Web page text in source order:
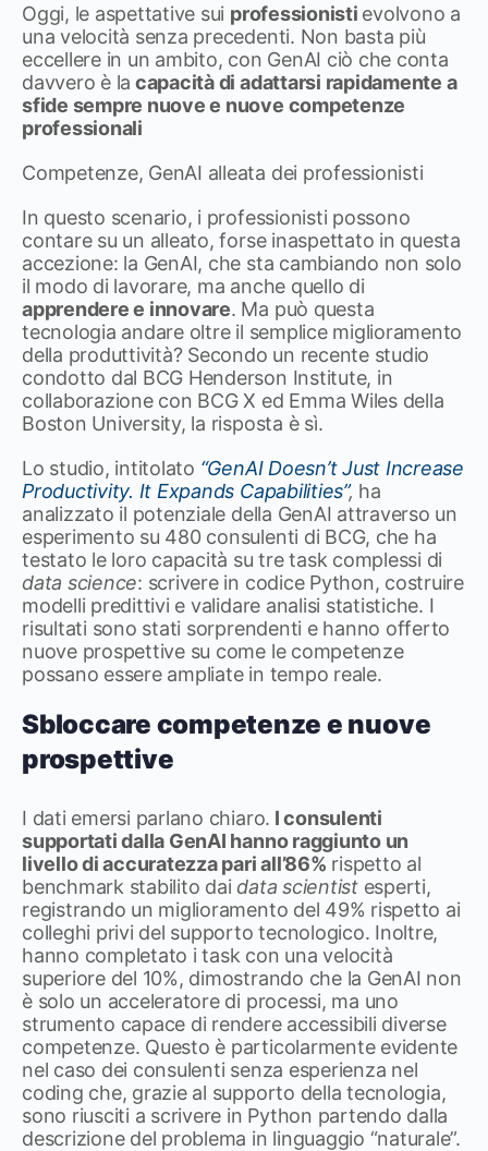
Oggi, le aspettative sui professionisti evolvono a
una velocità senza precedenti. Non basta più
eccellere in un ambito, con GenAI ciò che conta
davvero è la capacità di adattarsi rapidamente a
sfide sempre nuove e nuove competenze
professionali
Competenze, GenAI alleata dei professionisti
In questo scenario, i professionisti possono
contare su un alleato, forse inaspettato in questa
accezione: la GenAI, che sta cambiando non solo
il modo di lavorare, ma anche quello di
apprendere e innovare. Ma può questa
tecnologia andare oltre il semplice miglioramento
della produttività? Secondo un recente studio
condotto dal BCG Henderson Institute, in
collaborazione con BCG X ed Emma Wiles della
Boston University, la risposta è sì.
Lo studio, intitolato “GenAI Doesn’t Just Increase
Productivity. It Expands Capabilities”, ha
analizzato il potenziale della GenAI attraverso un
esperimento su 480 consulenti di BCG, che ha
testato le loro capacità su tre task complessi di
data science: scrivere in codice Python, costruire
modelli predittivi e validare analisi statistiche. I
risultati sono stati sorprendenti e hanno offerto
nuove prospettive su come le competenze
possano essere ampliate in tempo reale.
Sbloccare competenze e nuove
prospettive
I dati emersi parlano chiaro. I consulenti
supportati dalla GenAI hanno raggiunto un
livello di accuratezza pari all’86% rispetto al
benchmark stabilito dai data scientistesperti,
registrando un miglioramento del 49% rispetto ai
colleghi privi del supporto tecnologico. Inoltre,
hanno completato i task con una velocità
superiore del 10%, dimostrando che la GenAI non
è solo un acceleratore di processi, ma uno
strumento capace di rendere accessibili diverse
competenze. Questo è particolarmente evidente
nel caso dei consulenti senza esperienza nel
coding che, grazie al supporto della tecnologia,
sono riusciti a scrivere in Python partendo dalla
descrizione del problema in linguaggio “naturale”.